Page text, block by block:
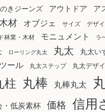
きジーンズ アウトドア ア
材
オブジェ サイズ デザ
林業・木材 モニュメント ラ
ローリング丸太 丸太 丸太い
ール 丸太ステップ 丸太デザ
柱 丸棒 丸棒丸太
・低炭素杯 価格
信用